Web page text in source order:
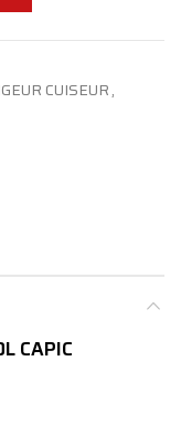
CUISEUR,
CAPIC